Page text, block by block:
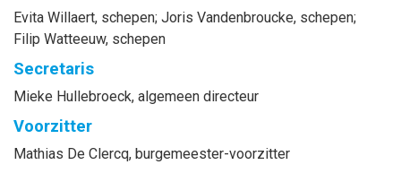
Evita Willaert, schepen; Joris Vandenbroucke, schepen;
Filip Watteeuw, schepen
Secretaris
Mieke Hullebroeck, algemeen directeur
Voorzitter
Mathias De Clercq, burgemeester-voorzitter